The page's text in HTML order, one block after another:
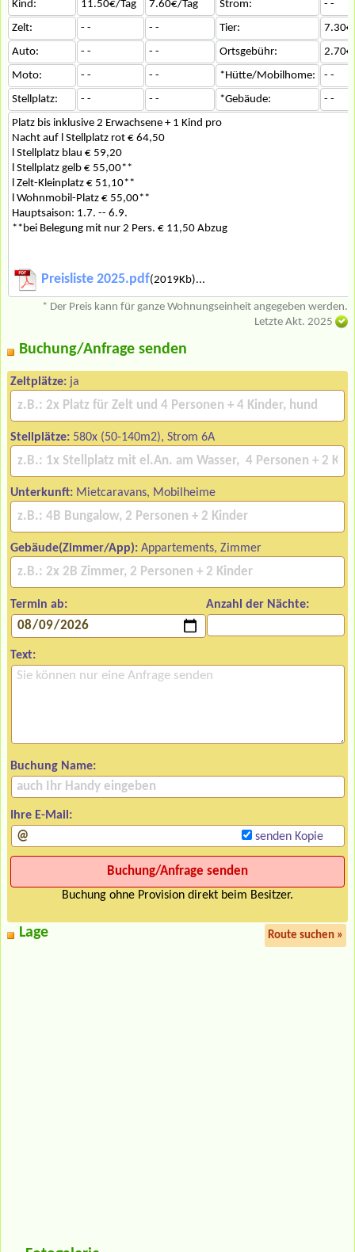
Kind: 11.50€/Tag 7.60€/Tag Strom:
- -
Zelt:
- - - - Tier:
Auto:
- - - - Ortsgebühr:
Moto:
- - - - *Hütte/Mobilhome:
- -
Stellplatz:
- - - - *Gebäude:
- -
Platz bis inklusive 2 Erwachsene + 1 Kind pro
Nacht auf l Stellplatz rot € 64,50
l Stellplatz blau € 59,20
l Stellplatz gelb € 55,00**
l Zelt-Kleinplatz € 51,10**
l Wohnmobil-Platz € 55,00**
Hauptsaison: 1.7. -- 6.9.
**bei Belegung mit nur 2 Pers. € 11,50 Abzug
Preisliste 2025.pdf(2019Kb)...
* Der Preis kann für ganze Wohnungseinheit angegeben werden.
Letzte Akt. 2025
Buchung/Anfrage senden
Zeltplätze: ja
Stellplätze: 580x (50-140m2), Strom 6A
Unterkunft: Mietcaravans, Mobilheime
Gebäude(Zimmer/App): Appartements, Zimmer
Termin ab: Anzahl der Nächte:
Text:
Buchung Name:
Ihre E-Mail:
senden Kopie
Buchung ohne Provision direkt beim Besitzer.
Lage Route suchen »